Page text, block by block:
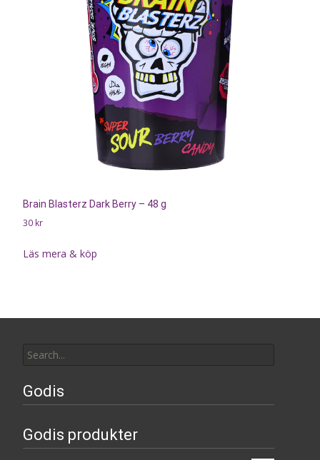
Brain Blasterz Dark Berry – 48 g
30 kr
Läs mera & köp
for:
Godis
Godis produkter